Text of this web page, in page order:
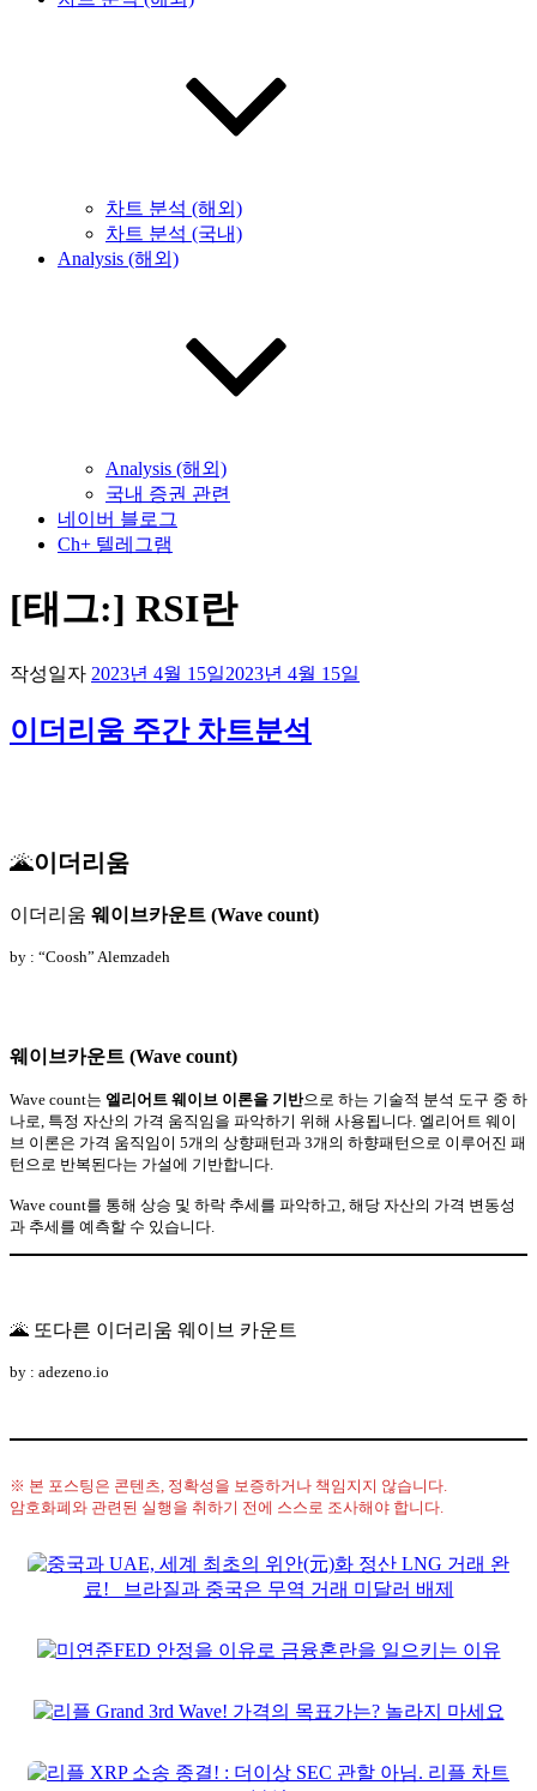
차트 분석 (해외)
차트 분석 (국내)
Analysis (해외)
Analysis (해외)
국내 증권 관련
네이버 블로그
Ch+ 텔레그램
[태그:] RSI란
작성일자 2023년 4월 15일2023년 4월 15일
이더리움 주간 차트분석
🌋이더리움
이더리움 웨이브카운트 (Wave count)
by : “Coosh” Alemzadeh
웨이브카운트 (Wave count)
Wave count는 엘리어트 웨이브 이론을 기반으로 하는 기술적 분석 도구 중 하
나로, 특정 자산의 가격 움직임을 파악하기 위해 사용됩니다. 엘리어트 웨이
브 이론은 가격 움직임이 5개의 상향패턴과 3개의 하향패턴으로 이루어진 패
턴으로 반복된다는 가설에 기반합니다.
Wave count를 통해 상승 및 하락 추세를 파악하고, 해당 자산의 가격 변동성
과 추세를 예측할 수 있습니다.
🌋 또다른 이더리움 웨이브 카운트
by : adezeno.io
※ 본 포스팅은 콘텐츠, 정확성을 보증하거나 책임지지 않습니다.
암호화폐와 관련된 실행을 취하기 전에 스스로 조사해야 합니다.